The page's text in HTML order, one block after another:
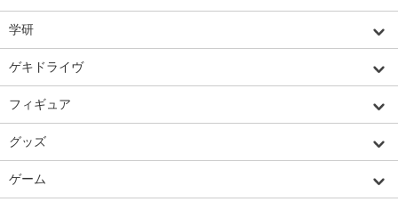
学研
ゲキドライヴ
フィギュア
グッズ
ゲーム